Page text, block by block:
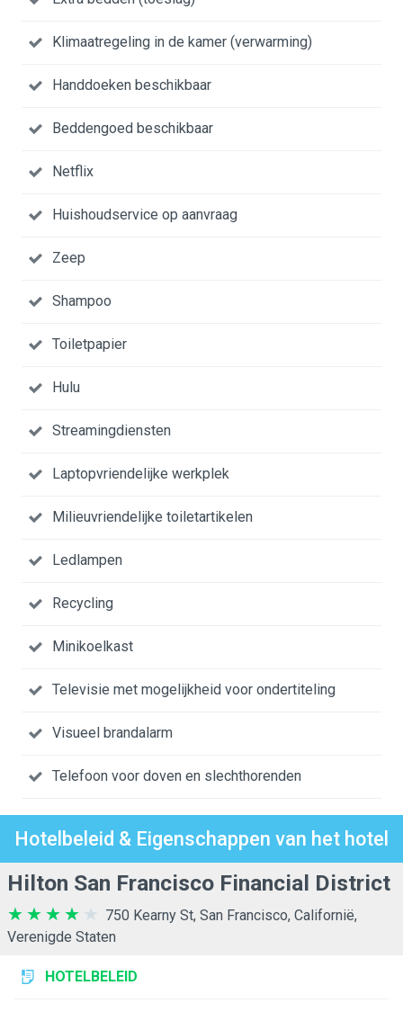
Klimaatregeling in de kamer (verwarming)
Handdoeken beschikbaar
Beddengoed beschikbaar
Netflix
Huishoudservice op aanvraag
Zeep
Shampoo
Toiletpapier
Hulu
Streamingdiensten
Laptopvriendelijke werkplek
Milieuvriendelijke toiletartikelen
Ledlampen
Recycling
Minikoelkast
Televisie met mogelijkheid voor ondertiteling
Visueel brandalarm
Telefoon voor doven en slechthorenden
Hotelbeleid & Eigenschappen van het hotel
Hilton San Francisco Financial District
750 Kearny St, San Francisco, Californië,
Verenigde Staten
HOTELBELEID